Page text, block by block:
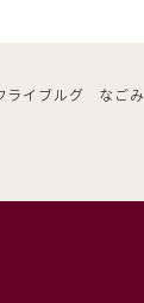
ライブルグ なごみ